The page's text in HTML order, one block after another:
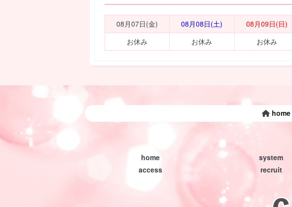
08月07日(金)
お休み
08月08日(土)
お休み
08月09日(日)
お休み
home
home system
access
recruit